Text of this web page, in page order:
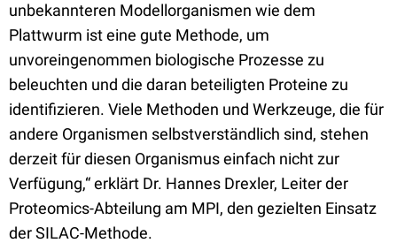
unbekannteren Modellorganismen wie dem
Plattwurm ist eine gute Methode, um
unvoreingenommen biologische Prozesse zu
beleuchten und die daran beteiligten Proteine zu
identifizieren. Viele Methoden und Werkzeuge, die für
andere Organismen selbstverständlich sind, stehen
derzeit für diesen Organismus einfach nicht zur
Verfügung,“ erklärt Dr. Hannes Drexler, Leiter der
Proteomics-Abteilung am MPI, den gezielten Einsatz
der SILAC-Methode.